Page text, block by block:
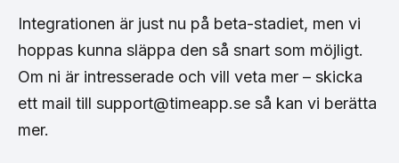
Integrationen är just nu på beta-stadiet, men vi
hoppas kunna släppa den så snart som möjligt.
Om ni är intresserade och vill veta mer – skicka
ett mail till support@timeapp.se så kan vi berätta
mer.